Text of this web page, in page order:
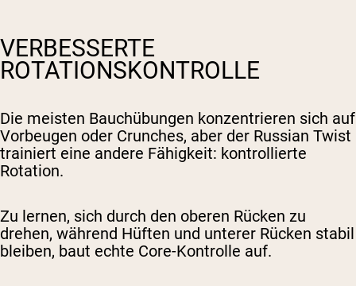
VERBESSERTE
ROTATIONSKONTROLLE
Die meisten Bauchübungen konzentrieren sich auf
Vorbeugen oder Crunches, aber der Russian Twist
trainiert eine andere Fähigkeit: kontrollierte
Rotation.
Zu lernen, sich durch den oberen Rücken zu
drehen, während Hüften und unterer Rücken stabil
bleiben, baut echte Core-Kontrolle auf.